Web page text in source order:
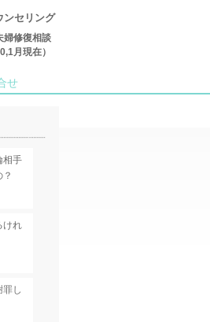
ンセリング
婦修復相談
月現在）
せ
相手
けれ
罪し